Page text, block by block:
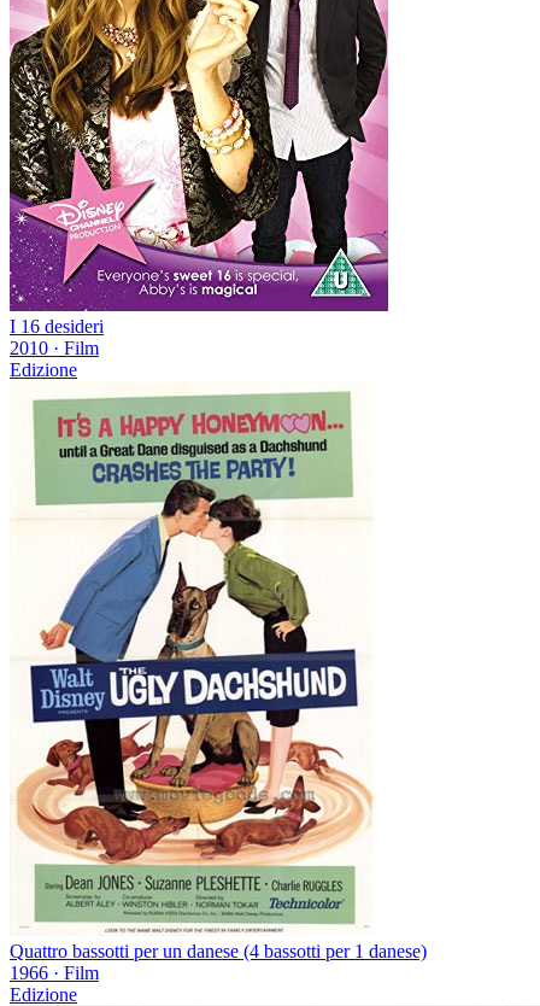
I 16 desideri
2010 · Film
Edizione
Quattro bassotti per un danese (4 bassotti per 1 danese)
1966 · Film
Edizione